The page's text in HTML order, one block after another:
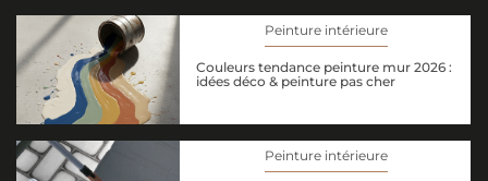
Peinture intérieure
Couleurs tendance peinture mur 2026 :
idées déco & peinture pas cher
Peinture intérieure